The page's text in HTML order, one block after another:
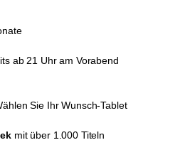
ab 21 Uhr am Vorabend
Sie Ihr Wunsch-Tablet
mit über 1.000 Titeln